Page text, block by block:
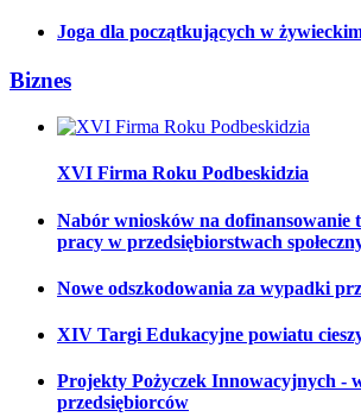
Joga dla początkujących w
Biznes
XVI Firma Roku Podbeskidzia
Nabór wniosków na dofinansowanie
pracy w przedsiębiorstwach
Nowe odszkodowania za wypadki
XIV Targi Edukacyjne powiatu
Projekty Pożyczek Innowacyjnych -
przedsiębiorców